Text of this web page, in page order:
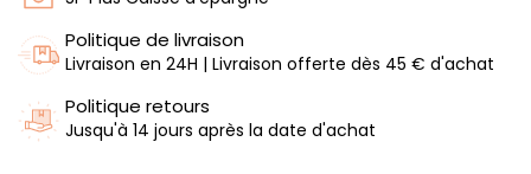
Politique de livraison
Livraison en 24H | Livraison offerte dès 45 € d'achat
Politique retours
Jusqu'à 14 jours après la date d'achat